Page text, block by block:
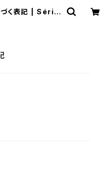
く表記 | Série